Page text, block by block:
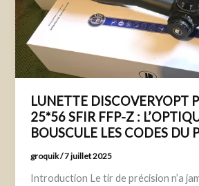
LUNETTE DISCOVERYOPT
25*56 SFIR FFP-Z :
BOUSCULE LES CODES DU
groquik/7 juillet 2025
Introduction Le tir de précision n’a